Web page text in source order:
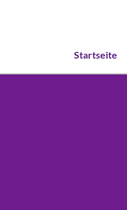
Startseite